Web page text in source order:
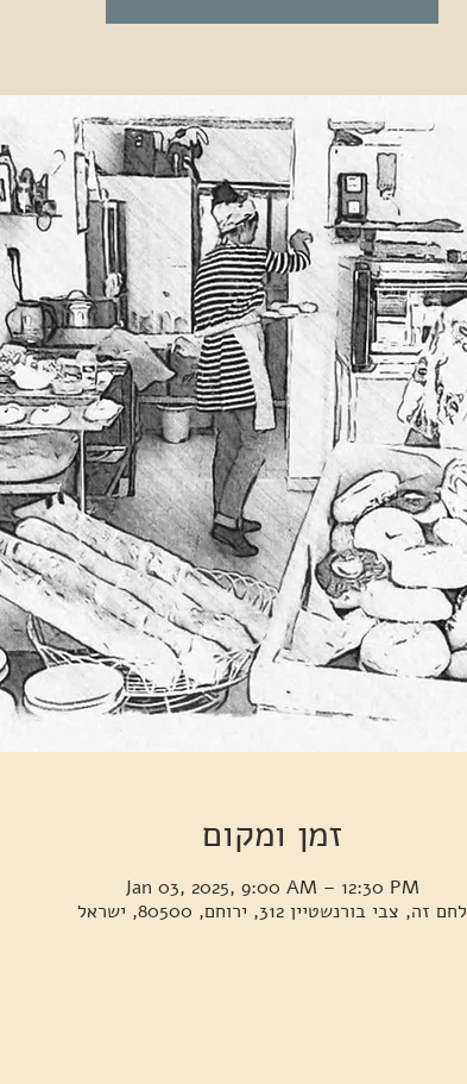
זמן ומקום
Jan 03, 2025, 9:00 AM – 12:30 PM
לחם זה, צבי בורנשטיין 312, ירוחם, 80500, ישראל